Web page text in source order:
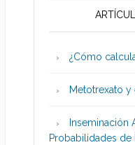
¿Cómo
Metotrexato
Inseminación
Probabilidades de